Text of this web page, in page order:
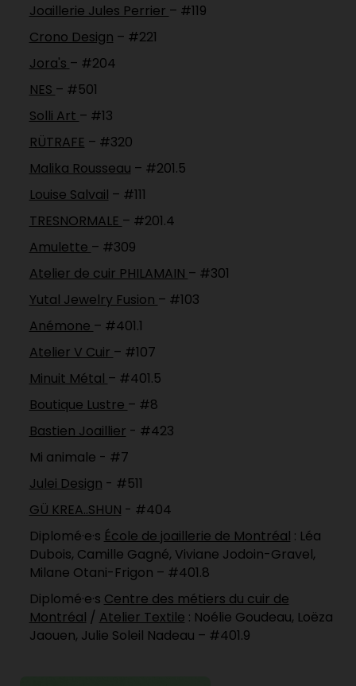
Joaillerie Jules Perrier – #119
Crono Design – #221
Jora's – #204
NES – #501
Solli Art – #13
RÜTRAFE – #320
Malika Rousseau – #201.5
Louise Salvail – #111
TRESNORMALE – #201.4
Amulette – #309
Atelier de cuir PHILAMAIN – #301
Yutal Jewelry Fusion – #103
Anémone – #401.1
Atelier V Cuir – #107
Minuit Métal – #401.5
Boutique Lustre – #8
Bastien Joaillier - #423
Mi animale - #7
Julei Design - #511
GÜ KREA..SHUN - #404
Diplomé·e·s École de joaillerie de Montréal : Léa
Dubois, Camille Gagné, Viviane Jodoin-Gravel,
Milane Otani-Frigon – #401.8
Diplomé·e·s Centre des métiers du cuir de
Montréal / Atelier Textile : Noélie Goudeau, Loëza
Jaouen, Julie Soleil Nadeau – #401.9